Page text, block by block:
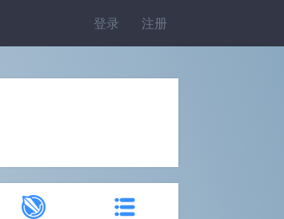
登录 注册